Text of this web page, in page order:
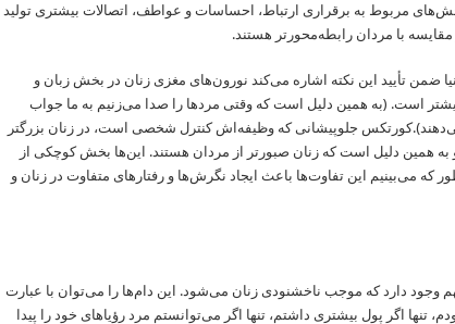
مربوط به برقراری ارتباط، احساسات و عواطف، اتصالات بیشتری تولید
با مردان رابطه‌محورتر هستند.
ضمن تأیید این نکته اشاره می‌کند نورون‌های مغزی زنان در بخش زبان و
بیشتر است. (به همین دلیل است که وقتی مردها را صدا می‌زنیم به ما جواب
جلوپیشانی که وظیفه‌اش کنترل شخصی است، در زنان بزرگتر
همین دلیل است که زنان صبور‌تر از مردان هستند. این‌ها بخش کوچکی از
که می‌بینیم این تفاوت‌ها باعث ایجاد نگرش‌ها و رفتار‌های متفاوت در زنان و
دارد که موجب ناخشنودی زنان می‌شود. این دام‌ها را می‌توان با عبارت
تنها اگر پول بیشتری داشتم، تنها اگر می‌توانستم مرد رؤیاهای خود را پیدا